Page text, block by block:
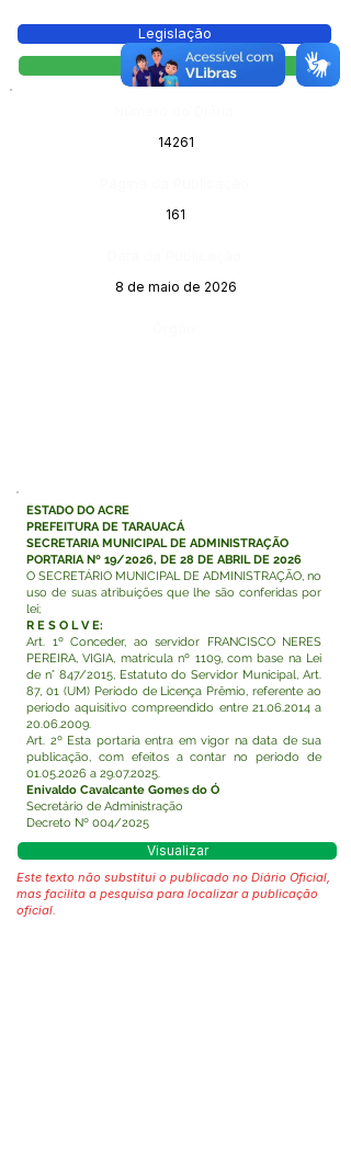
Legislação
Portaria
14261
161
8 de maio de 2026
ESTADO DO ACRE
PREFEITURA DE TARAUACÁ
SECRETARIA MUNICIPAL DE ADMINISTRAÇÃO
PORTARIA Nº 19/2026, DE 28 DE ABRIL DE 2026
O SECRETÁRIO MUNICIPAL DE ADMINISTRAÇÃO, no
uso de suas atribuições que lhe são conferidas por
lei;
R E S O L V E:
Art. 1º Conceder, ao servidor FRANCISCO NERES
PEREIRA, VIGIA, matricula nº 1109, com base na Lei
de n° 847/2015, Estatuto do Servidor Municipal, Art.
87, 01 (UM) Período de Licença Prêmio, referente ao
período aquisitivo compreendido entre 21.06.2014a
20.06.2009.
Art. 2º Esta portaria entra em vigor na data de sua
publicação, com efeitos a contar no período de
01.05.2026 a 29.07.2025.
Enivaldo Cavalcante Gomes do Ó
Secretário de Administração
Decreto Nº 004/2025
Visualizar
Este texto não substitui o publicado no Diário Oficial,
mas facilita a pesquisa para localizar a publicação
oficial.